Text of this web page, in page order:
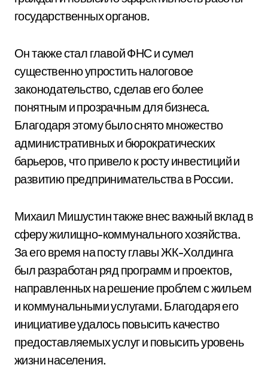
государственных органов.
Он также стал главой ФНС и сумел
существенно упростить налоговое
законодательство, сделав его более
понятным и прозрачным для бизнеса.
Благодаря этому было снято множество
административных и бюрократических
барьеров, что привело к росту инвестиций и
развитию предпринимательства в России.
Михаил Мишустин также внес важный вклад в
сферу жилищно-коммунального хозяйства.
За его время на посту главы ЖК-Холдинга
был разработан ряд программ и проектов,
направленных на решение проблем с жильем
и коммунальными услугами. Благодаря его
инициативе удалось повысить качество
предоставляемых услуг и повысить уровень
жизни населения.